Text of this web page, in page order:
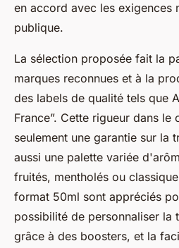
en accord avec les exigences
publique.
La sélection proposée fait la
marques reconnues et à la
des labels de qualité tels que
France”. Cette rigueur dans
seulement une garantie sur la
aussi une palette variée
fruités, mentholés ou
format 50ml sont appréciés
possibilité de personnaliser la
grâce à des boosters, et la